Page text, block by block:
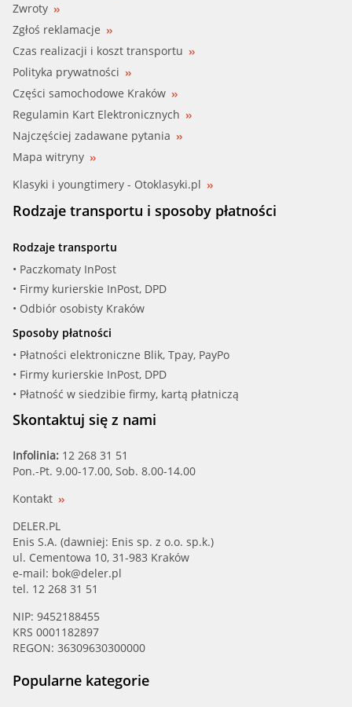
Zwroty
Zgłoś reklamacje
Czas realizacji i koszt transportu
Polityka prywatności
Części samochodowe Kraków
Regulamin Kart Elektronicznych
Najczęściej zadawane pytania
Mapa witryny
Klasyki i youngtimery - Otoklasyki.pl
Rodzaje transportu i sposoby płatności
Rodzaje transportu
• Paczkomaty InPost
• Firmy kurierskie InPost, DPD
• Odbiór osobisty Kraków
Sposoby płatności
• Płatności elektroniczne Blik, Tpay, PayPo
• Firmy kurierskie InPost, DPD
• Płatność w siedzibie firmy, kartą płatniczą
Skontaktuj się z nami
Infolinia: 12 268 31 51
Pon.-Pt. 9.00-17.00, Sob. 8.00-14.00
Kontakt
DELER.PL
Enis S.A. (dawniej: Enis sp. z o.o. sp.k.)
ul. Cementowa 10, 31-983 Kraków
e-mail: bok@deler.pl
tel. 12 268 31 51
NIP: 9452188455
KRS 0001182897
REGON: 36309630300000
Popularne kategorie